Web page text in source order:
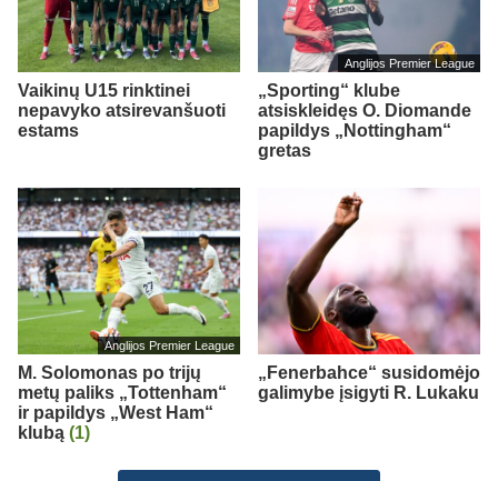
Vaikinų U15 rinktinei
nepavyko atsirevanšuoti
estams
Anglijos Premier League
„Sporting“ klube
atsiskleidęs O. Diomande
papildys „Nottingham“
gretas
Anglijos Premier League
M. Solomonas po trijų
metų paliks „Tottenham“
ir papildys „West Ham“
klubą (1)
„Fenerbahce“ susidomėjo
galimybe įsigyti R. Lukaku